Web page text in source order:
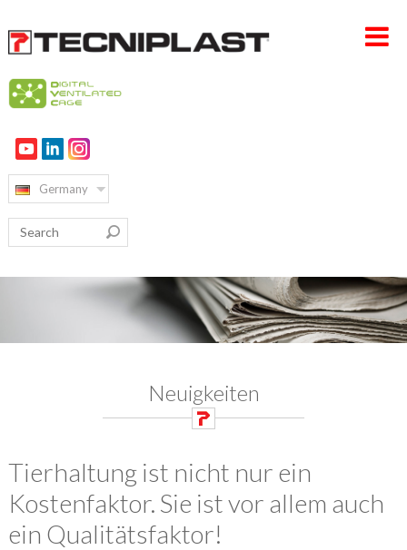
HOME PAGE
UNTERNEHMEN
PRODUKTE
Germany
Neuigkeiten
Tierhaltung ist nicht nur ein
Kostenfaktor. Sie ist vor allem auch
ein Qualitätsfaktor!